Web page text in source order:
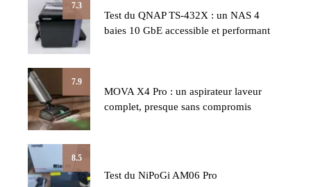
7.3
Test du QNAP TS-432X : un NAS 4
baies 10 GbE accessible et performant
7.9
MOVA X4 Pro : un aspirateur laveur
complet, presque sans compromis
8.5
Test du NiPoGi AM06 Pro